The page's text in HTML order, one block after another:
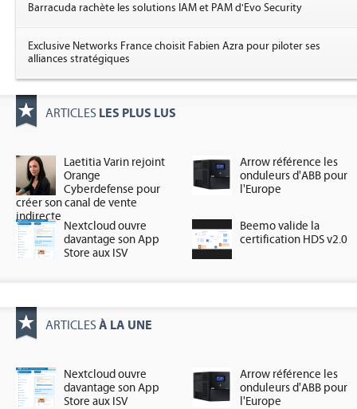
Barracuda rachète les solutions IAM et PAM d'Evo Security
Exclusive Networks France choisit Fabien Azra pour piloter ses
alliances stratégiques
ARTICLES LES PLUS LUS
Laetitia Varin rejoint
Orange
Cyberdefense pour
créer son canal de vente
indirecte
Arrow référence les
onduleurs d'ABB pour
l'Europe
Nextcloud ouvre
davantage son App
Store aux ISV
Beemo valide la
certification HDS v2.0
ARTICLES À LA UNE
Nextcloud ouvre
davantage son App
Store aux ISV
Arrow référence les
onduleurs d'ABB pour
l'Europe